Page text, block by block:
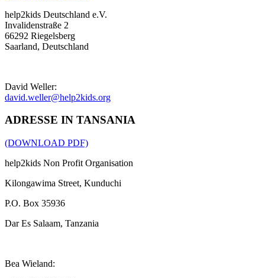
help2kids Deutschland e.V.
Invalidenstraße 2
66292 Riegelsberg
Saarland, Deutschland
David Weller:
david.weller@help2kids.org
ADRESSE IN TANSANIA
(DOWNLOAD PDF)
help2kids Non Profit Organisation
Kilongawima Street, Kunduchi
P.O. Box 35936
Dar Es Salaam, Tanzania
Bea Wieland: